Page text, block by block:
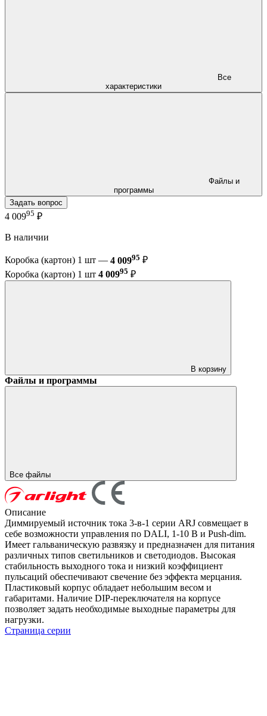
характеристики
программы
Задать вопрос
4 00995 ₽
В наличии
Коробка (картон) 1 шт — 4 00995 ₽
Коробка (картон) 1 шт 4 00995 ₽
В корзину
Файлы и программы
Все файлы
Описание
Диммируемый источник тока 3-в-1 серии ARJ совмещает в
себе возможности управления по DALI, 1-10 В и Push-dim.
Имеет гальваническую развязку и предназначен для питания
различных типов светильников и светодиодов. Высокая
стабильность выходного тока и низкий коэффициент
пульсаций обеспечивают свечение без эффекта мерцания.
Пластиковый корпус обладает небольшим весом и
габаритами. Наличие DIP-переключателя на корпусе
позволяет задать необходимые выходные параметры для
нагрузки.
Страница серии